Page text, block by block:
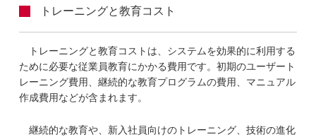
トレーニングと教育コスト
トレーニングと教育コストは、システムを効果的に利用する
ために必要な従業員教育にかかる費用です。初期のユーザート
レーニング費用、継続的な教育プログラムの費用、マニュアル
作成費用などが含まれます。
継続的な教育や、新入社員向けのトレーニング、技術の進化